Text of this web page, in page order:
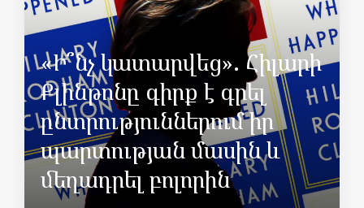
«Ի՞նչ կատարվեց». Հիլարի
Քլինթոնը գիրք է գրել
ընտրություններում իր
պարտության մասին և
մեղադրել բոլորին